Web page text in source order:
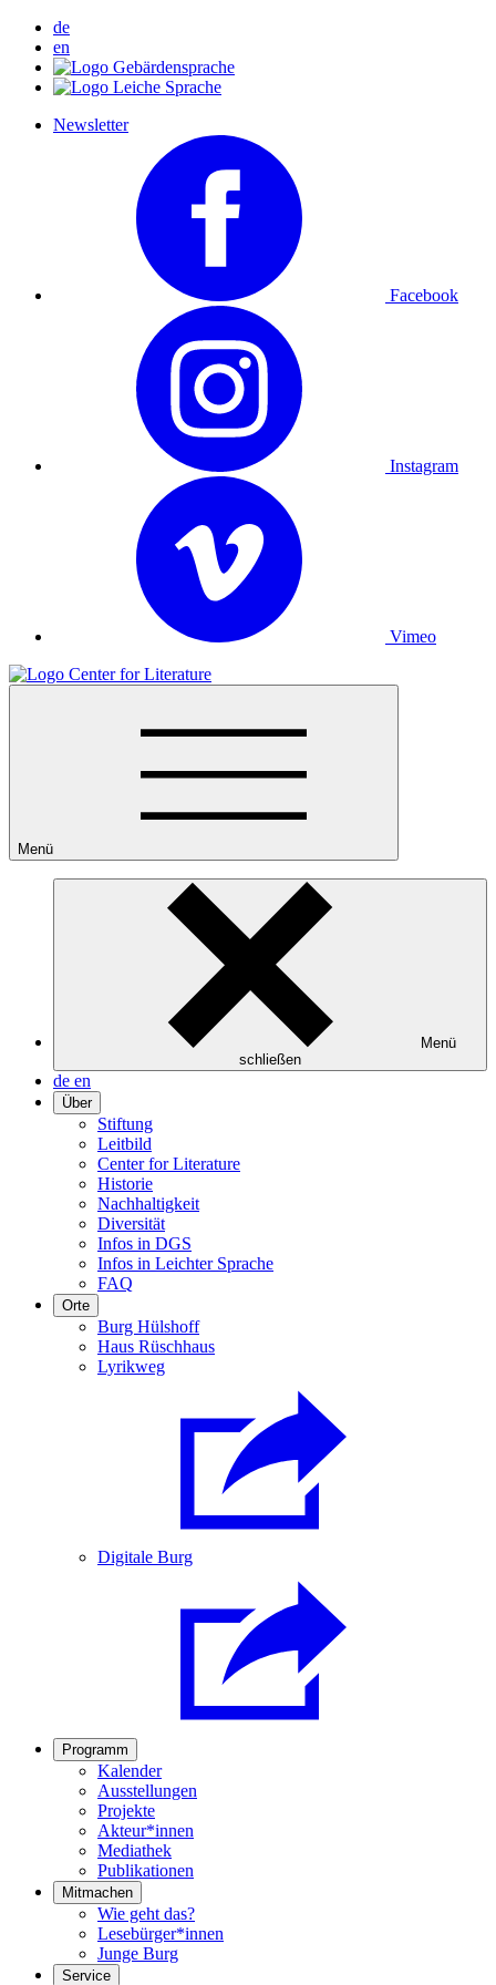
de
en
Newsletter
Facebook
Instagram
Vimeo
Menü
Menü
schließen
de en
Über
Stiftung
Leitbild
Center for Literature
Historie
Nachhaltigkeit
Diversität
Infos in DGS
Infos in Leichter Sprache
FAQ
Orte
Burg Hülshoff
Haus Rüschhaus
Lyrikweg
Digitale Burg
Programm
Kalender
Ausstellungen
Projekte
Akteur*innen
Mediathek
Publikationen
Mitmachen
Wie geht das?
Lesebürger*innen
Junge Burg
Service